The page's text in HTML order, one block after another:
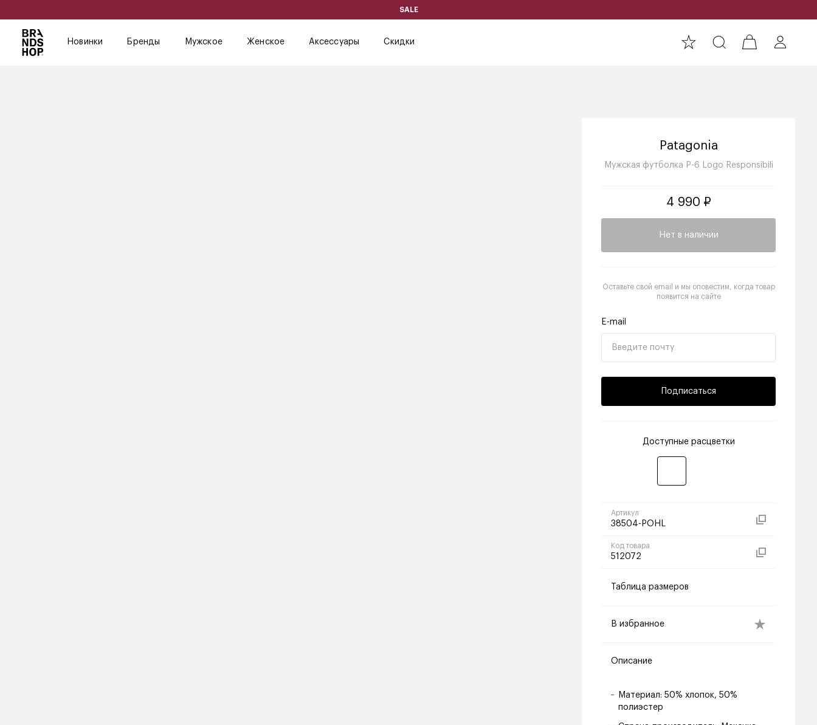
SALE
Новинки Бренды Мужское Женское Аксессуары Скидки
Patagonia
Мужская футболка P-6 Logo Responsibili
4 990 ₽
Нет в наличии
Оставьте свой email и мы оповестим, когда товар
появится на сайте
E-mail
Подписаться
Доступные расцветки
Артикул
38504-POHL
Код товара
512072
Таблица размеров
В избранное
Описание
Материал: 50% хлопок, 50%
полиэстер